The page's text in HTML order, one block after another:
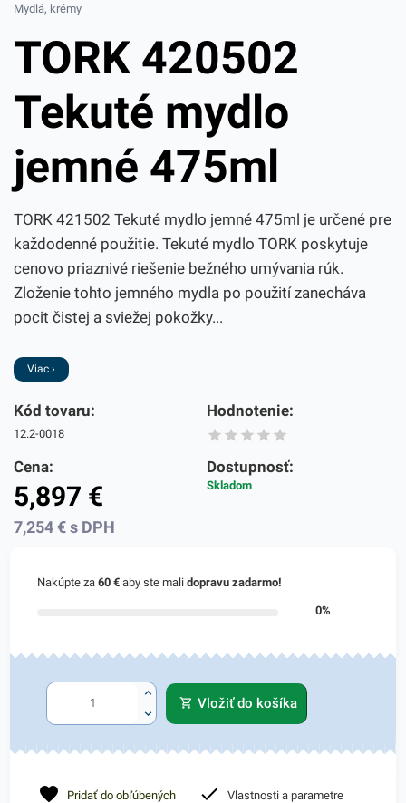
Mydlá, krémy
TORK 420502
Tekuté mydlo
jemné 475ml
TORK 421502 Tekuté mydlo jemné 475ml je určené pre
každodenné použitie. Tekuté mydlo TORK poskytuje
cenovo priaznivé riešenie bežného umývania rúk.
Zloženie tohto jemného mydla po použití zanecháva
pocit čistej a sviežej pokožky...
Viac ›
Kód tovaru:
12.2-0018
Hodnotenie:
Cena:
5,897 €
7,254€ s DPH
Dostupnosť:
Skladom
Nakúpte za60 € aby ste malidopravu zadarmo!
0%
Vložiť do košíka
Pridať do obľúbených Vlastnosti a parametre